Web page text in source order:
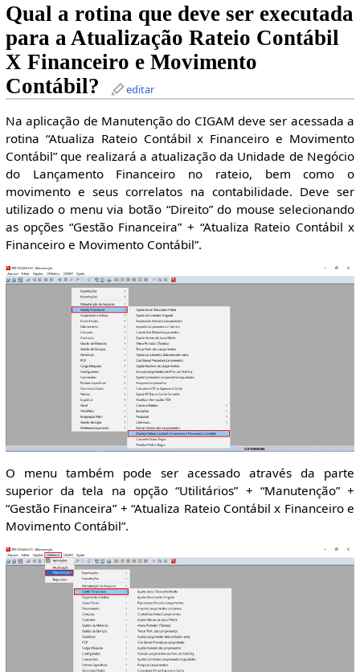
Qual a rotina que deve ser executada
para a Atualização Rateio Contábil
X Financeiro e Movimento
Contábil?
editar
Na aplicação de Manutenção do CIGAM deve ser acessada a
rotina “Atualiza Rateio Contábil x Financeiro e Movimento
Contábil” que realizará a atualização da Unidade de Negócio
do Lançamento Financeiro no rateio, bem como o
movimento e seus correlatos na contabilidade. Deve ser
utilizado o menu via botão “Direito” do mouse selecionando
as opções “Gestão Financeira” + “Atualiza Rateio Contábil x
Financeiro e Movimento Contábil”.
O menu também pode ser acessado através da parte
superior da tela na opção “Utilitários” + “Manutenção” +
“Gestão Financeira” + “Atualiza Rateio Contábil x Financeiro e
Movimento Contábil”.